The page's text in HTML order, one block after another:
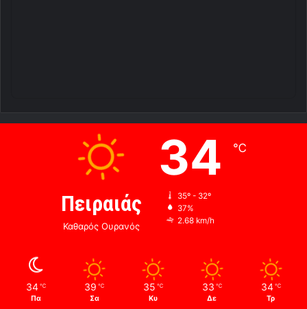
Πειραιάς
Καθαρός Ουρανός
34 ℃
35º - 32º
37%
2.68 km/h
34 ℃
Πα
39 ℃
Σα
35 ℃
Κυ
33 ℃
Δε
34 ℃
Τρ